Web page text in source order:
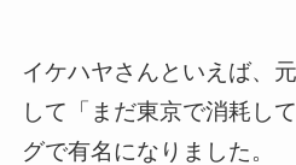
イケハヤさんといえば、
して「まだ東京で消耗し
グで有名になりました。